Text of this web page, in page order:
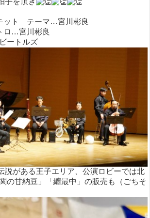
ット テーマ…宮川彬良
ロ…宮川彬良
ートルズ
説がある王子エリア、公演ロビーでは北
の甘納豆」「纏最中」の販売も（ごちそ